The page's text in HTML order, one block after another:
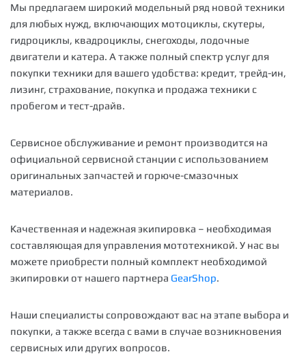
Мы предлагаем широкий модельный ряд новой техники
для любых нужд, включающих мотоциклы, скутеры,
гидроциклы, квадроциклы, снегоходы, лодочные
двигатели и катера. А также полный спектр услуг для
покупки техники для вашего удобства: кредит, трейд-ин,
лизинг, страхование, покупка и продажа техники с
пробегом и тест-драйв.
Сервисное обслуживание и ремонт производится на
официальной сервисной станции с использованием
оригинальных запчастей и горюче-смазочных
материалов.
Качественная и надежная экипировка – необходимая
составляющая для управления мототехникой. У нас вы
можете приобрести полный комплект необходимой
экипировки от нашего партнера GearShop.
Наши специалисты сопровождают вас на этапе выбора и
покупки, а также всегда с вами в случае возникновения
сервисных или других вопросов.